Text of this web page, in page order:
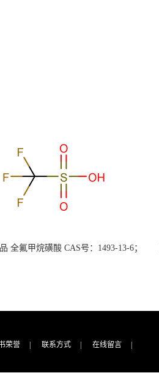
全氟甲烷磺酸 CAS号：1493-13-6；
荣誉 | 联系方式 | 在线留言 |